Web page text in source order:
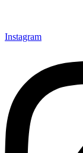
Instagram